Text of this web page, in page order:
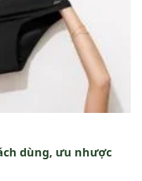
dùng, ưu nhược